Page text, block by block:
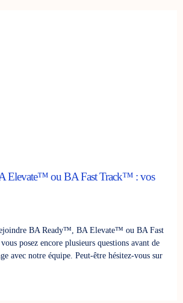
Elevate™ ou BA Fast Track™ : vos
BA Ready™, BA Elevate™ ou BA Fast
posez encore plusieurs questions avant de
avec notre équipe. Peut-être hésitez-vous sur